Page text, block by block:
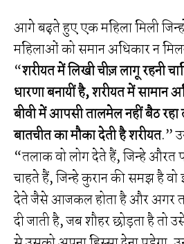
आगे बढ़ते हुए एक महिला मिली
महिलाओं को समान अधिकार न
“शरीयत में लिखी चीज़ लागू रहनी
धारणा बनायीं है, शरीयत में सामान
बीवी में आपसी तालमेल नहीं बैठ
बातचीत का मौका देती है शरीयत.”
“तलाक वो लोग देते हैं, जिन्हे औरत
चाहते हैं, जिन्हे कुरान की समझ है
देते जैसे आजकल होता है और अगर
दी जाती है, जब शौहर छोड़ता है तो